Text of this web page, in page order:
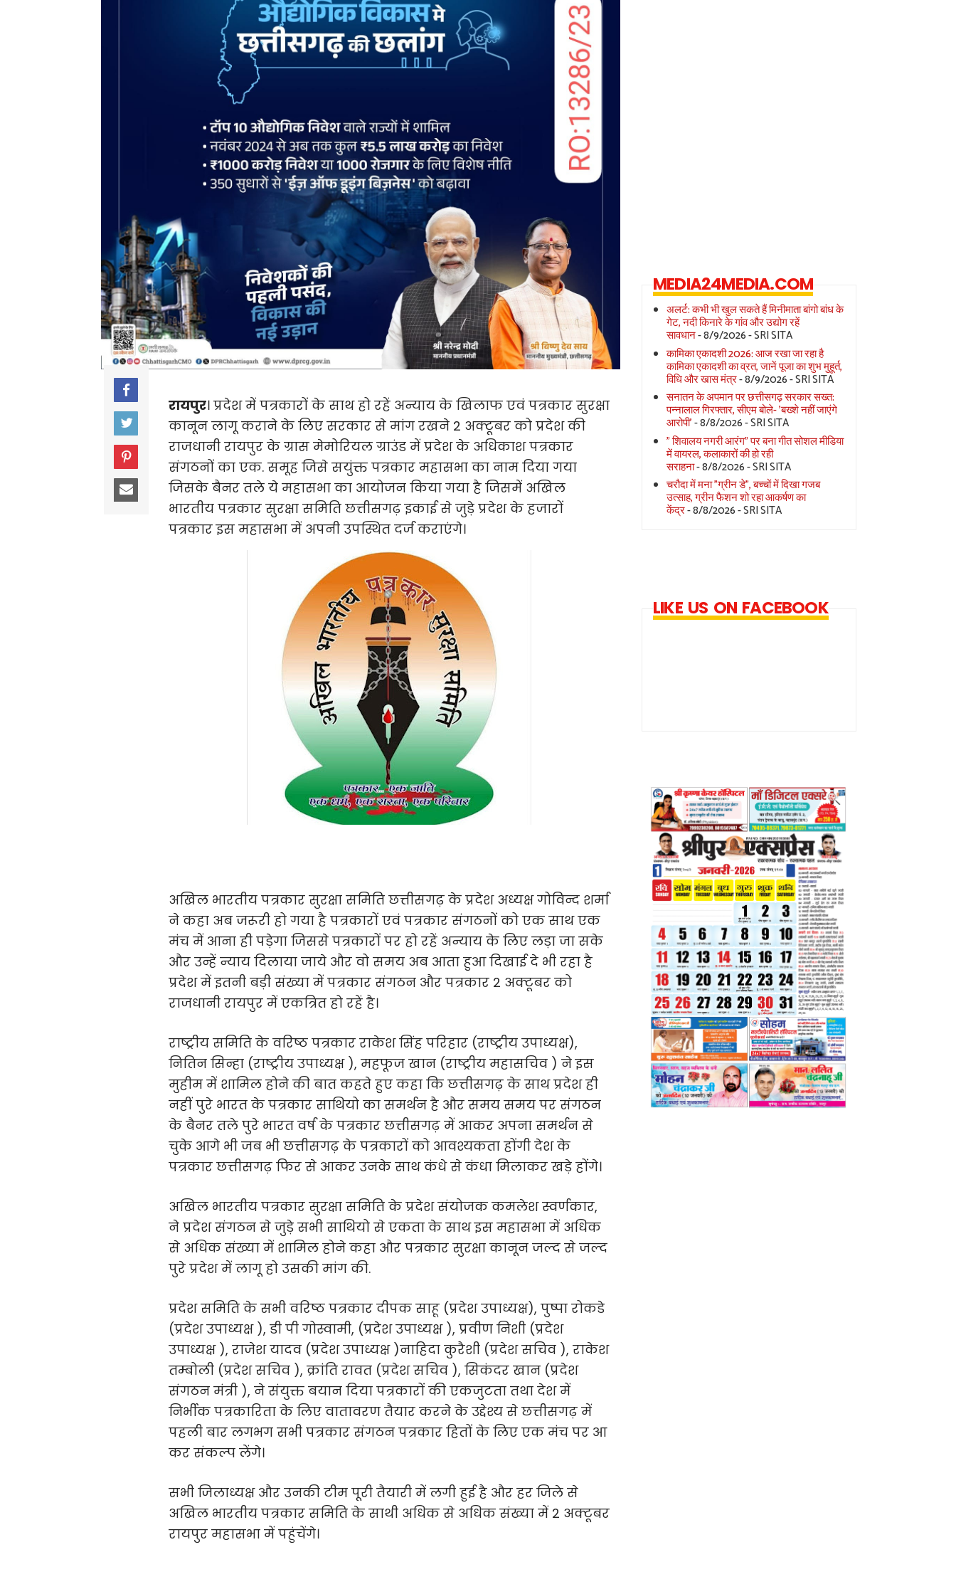
रायपुर। प्रदेश में पत्रकारों के साथ हो रहें अन्याय के खिलाफ एवं पत्रकार सुरक्षा
कानून लागू कराने के लिए सरकार से मांग रखने 2 अक्टूबर को प्रदेश की
राजधानी रायपुर के ग्रास मेमोरियल ग्राउंड में प्रदेश के अधिकाश पत्रकार
संगठनों का एक. समूह जिसे सयुंक्त पत्रकार महासभा का नाम दिया गया
जिसके बैनर तले ये महासभा का आयोजन किया गया है जिसमें अखिल
भारतीय पत्रकार सुरक्षा समिति छत्तीसगढ़ इकाई से जुड़े प्रदेश के हजारों
पत्रकार इस महासभा में अपनी उपस्थित दर्ज कराएंगे।
अखिल भारतीय पत्रकार सुरक्षा समिति छत्तीसगढ़ के प्रदेश अध्यक्ष गोविन्द शर्मा
ने कहा अब जरूरी हो गया है पत्रकारों एवं पत्रकार संगठनों को एक साथ एक
मंच में आना ही पड़ेगा जिससे पत्रकारों पर हो रहें अन्याय के लिए लड़ा जा सके
और उन्हें न्याय दिलाया जाये और वो समय अब आता हुआ दिखाई दे भी रहा है
प्रदेश में इतनी बड़ी संख्या में पत्रकार संगठन और पत्रकार 2 अक्टूबर को
राजधानी रायपुर में एकत्रित हो रहें है।
राष्ट्रीय समिति के वरिष्ठ पत्रकार राकेश सिंह परिहार (राष्ट्रीय उपाध्यक्ष),
नितिन सिन्हा (राष्ट्रीय उपाध्यक्ष ), महफूज खान (राष्ट्रीय महासचिव ) ने इस
मुहीम में शामिल होने की बात कहते हुए कहा कि छत्तीसगढ़ के साथ प्रदेश ही
नहीं पुरे भारत के पत्रकार साथियो का समर्थन है और समय समय पर संगठन
के बैनर तले पुरे भारत वर्ष के पत्रकार छत्तीसगढ़ में आकर अपना समर्थन से
चुके आगे भी जब भी छत्तीसगढ़ के पत्रकारों को आवश्यकता होंगी देश के
पत्रकार छत्तीसगढ़ फिर से आकर उनके साथ कंधे से कंधा मिलाकर खड़े होंगे।
अखिल भारतीय पत्रकार सुरक्षा समिति के प्रदेश संयोजक कमलेश स्वर्णकार,
ने प्रदेश संगठन से जुड़े सभी साथियो से एकता के साथ इस महासभा में अधिक
से अधिक संख्या में शामिल होने कहा और पत्रकार सुरक्षा कानून जल्द से जल्द
पुरे प्रदेश में लागू हो उसकी मांग की.
प्रदेश समिति के सभी वरिष्ठ पत्रकार दीपक साहू (प्रदेश उपाध्यक्ष), पुष्पा रोकडे
(प्रदेश उपाध्यक्ष ), डी पी गोस्वामी, (प्रदेश उपाध्यक्ष ), प्रवीण निशी (प्रदेश
उपाध्यक्ष ), राजेश यादव (प्रदेश उपाध्यक्ष )नाहिदा कुरैशी (प्रदेश सचिव ), राकेश
तम्बोली (प्रदेश सचिव ), क्रांति रावत (प्रदेश सचिव ), सिकंदर खान (प्रदेश
संगठन मंत्री ), ने संयुक्त बयान दिया पत्रकारों की एकजुटता तथा देश में
निर्भीक पत्रकारिता के लिए वातावरण तैयार करने के उद्देश्य से छत्तीसगढ़ में
पहली बार लगभग सभी पत्रकार संगठन पत्रकार हितों के लिए एक मंच पर आ
कर संकल्प लेंगे।
सभी जिलाध्यक्ष और उनकी टीम पूरी तैयारी में लगी हुई है और हर जिले से
अखिल भारतीय पत्रकार समिति के साथी अधिक से अधिक संख्या में 2 अक्टूबर
रायपुर महासभा में पहुंचेंगे।
MEDIA24MEDIA.COM
अलर्ट: कभी भी खुल सकते हैं मिनीमाता बांगो बांध के
गेट, नदी किनारे के गांव और उद्योग रहें
सावधान- 8/9/2026- SRI SITA
कामिका एकादशी 2026: आज रखा जा रहा है
कामिका एकादशी का व्रत, जानें पूजा का शुभ मुहूर्त,
विधि और खास मंत्र- 8/9/2026- SRI SITA
सनातन के अपमान पर छत्तीसगढ़ सरकार सख्त:
पन्नालाल गिरफ्तार, सीएम बोले- 'बख्शे नहीं जाएंगे
आरोपी'- 8/8/2026- SRI SITA
" शिवालय नगरी आरंग" पर बना गीत सोशल मीडिया
में वायरल, कलाकारों की हो रही
सराहना- 8/8/2026- SRI SITA
चरौदा में मना "ग्रीन डे", बच्चों में दिखा गजब
उत्साह, ग्रीन फैशन शो रहा आकर्षण का
केंद्र- 8/8/2026- SRI SITA
LIKE US ON FACEBOOK